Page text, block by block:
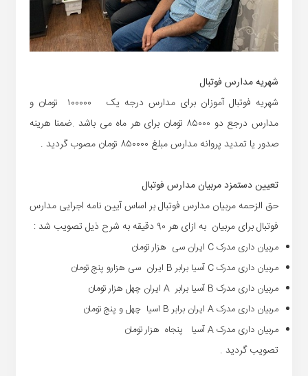
شهریه مدارس فوتبال
شهریه فوتبال آموزان برای مدارس درجه یک ۱۰۰۰۰۰ تومان و
مدارس درجع دو ۸۵۰۰۰ تومان برای هر ماه می باشد .ضمنا هرینه
صدور یا تمدید پروانه مدارس مبلغ ۸۵۰۰۰۰ تومان مصوب گردید .
تعیین دستمزد مربیان مدارس فوتبال
حق الزحمه مربیان مدارس فوتبال بر اساس آیین نامه اجرایی مدارس
فوتبال برای مربیان به ازای هر ۹۰ دقیقه به شرح ذیل تصویب شد
:
مربیان داری مدرکC ایران سی هزار تومان
مربیان داری مدرکC آسیا برابر B ایران سی هزارو پنج تومان
مربیان داری مدرک B آسیا برابر A ایران چهل هزار تومان
مربیان داری مدرکA ایران برابر B اسیا چهل و پنج تومان
مربیان داری مدرکAآسیا پنجاه هزار تومان
تصویب گردید .